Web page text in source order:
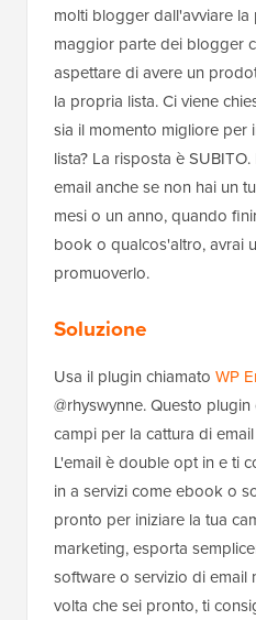
molti blogger dall'avviare la
maggior parte dei blogger
aspettare di avere un
la propria lista. Ci viene
sia il momento migliore per
lista? La risposta è
email anche se non hai un
mesi o un anno, quando
book o qualcos'altro, avrai
promuoverlo.
Soluzione
Usa il plugin chiamato WP
@rhyswynne. Questo
campi per la cattura di
L'email è double opt in e ti
in a servizi come ebook o
pronto per iniziare la tua
marketing, esporta
software o servizio di email
volta che sei pronto, ti